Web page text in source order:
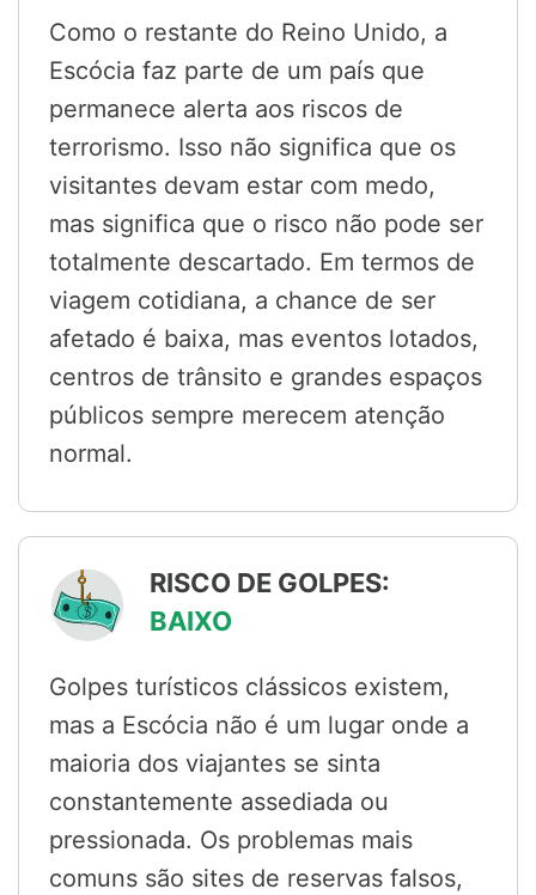
Como o restante do Reino Unido, a
Escócia faz parte de um país que
permanece alerta aos riscos de
terrorismo. Isso não significa que os
visitantes devam estar com medo,
mas significa que o risco não pode ser
totalmente descartado. Em termos de
viagem cotidiana, a chance de ser
afetado é baixa, mas eventos lotados,
centros de trânsito e grandes espaços
públicos sempre merecem atenção
normal.
RISCO DE GOLPES:
BAIXO
Golpes turísticos clássicos existem,
mas a Escócia não é um lugar onde a
maioria dos viajantes se sinta
constantemente assediada ou
pressionada. Os problemas mais
comuns são sites de reservas falsos,